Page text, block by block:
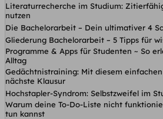
Literaturrecherche im Studium:
nutzen
Die Bachelorarbeit – Dein ultimativer 4
Gliederung Bachelorarbeit – 5 Tipps für
Programme & Apps für Studenten ~ So
Alltag
Gedächtnistraining: Mit diesem
nächste Klausur
Hochstapler-Syndrom: Selbstzweifel im
Warum deine To-Do-Liste nicht
tun kannst